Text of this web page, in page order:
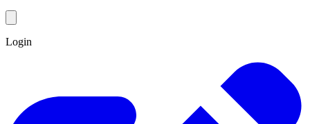
Login